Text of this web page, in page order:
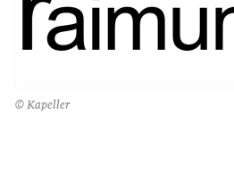
© Kapeller